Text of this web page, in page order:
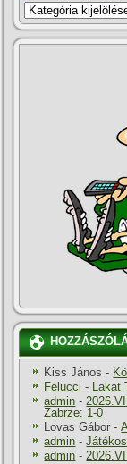
KATEGÓRIÁK
Kiss János -
Felucci - Lakat
admin -
Zabrze: 1-0
Lovas Gábor -
admin -
admin -